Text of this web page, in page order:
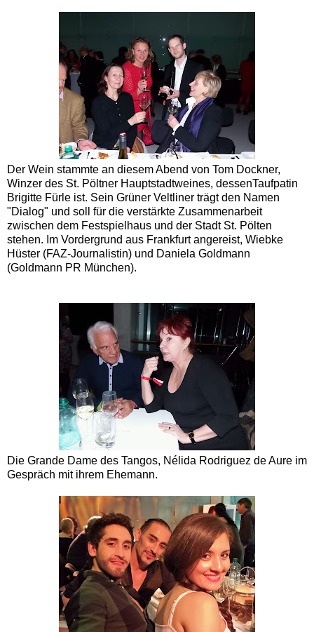
Der Wein stammte an diesem Abend von Tom Dockner,
Winzer des St. Pöltner Hauptstadtweines, dessenTaufpatin
Brigitte Fürle ist. Sein Grüner Veltliner trägt den Namen
"Dialog" und soll für die verstärkte Zusammenarbeit
zwischen dem Festspielhaus und der Stadt St. Pölten
stehen. Im Vordergrund aus Frankfurt angereist, Wiebke
Hüster (FAZ-Journalistin) und Daniela Goldmann
(Goldmann PR München).
Die Grande Dame des Tangos, Nélida Rodriguez de Aure im
Gespräch mit ihrem Ehemann.